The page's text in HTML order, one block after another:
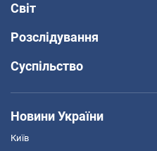
Світ
Розслідування
Суспільство
Новини України
Київ